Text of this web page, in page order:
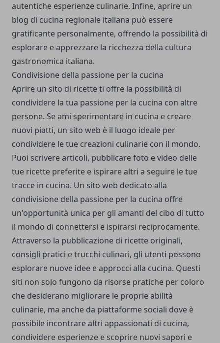
autentiche esperienze culinarie. Infine, aprire un
blog di cucina regionale italiana può essere
gratificante personalmente, offrendo la possibilità di
esplorare e apprezzare la ricchezza della cultura
gastronomica italiana.
Condivisione della passione per la cucina
Aprire un sito di ricette ti offre la possibilità di
condividere la tua passione per la cucina con altre
persone. Se ami sperimentare in cucina e creare
nuovi piatti, un sito web è il luogo ideale per
condividere le tue creazioni culinarie con il mondo.
Puoi scrivere articoli, pubblicare foto e video delle
tue ricette preferite e ispirare altri a seguire le tue
tracce in cucina. Un sito web dedicato alla
condivisione della passione per la cucina offre
un'opportunità unica per gli amanti del cibo di tutto
il mondo di connettersi e ispirarsi reciprocamente.
Attraverso la pubblicazione di ricette originali,
consigli pratici e trucchi culinari, gli utenti possono
esplorare nuove idee e approcci alla cucina. Questi
siti non solo fungono da risorse pratiche per coloro
che desiderano migliorare le proprie abilità
culinarie, ma anche da piattaforme sociali dove è
possibile incontrare altri appassionati di cucina,
condividere esperienze e scoprire nuovi sapori e